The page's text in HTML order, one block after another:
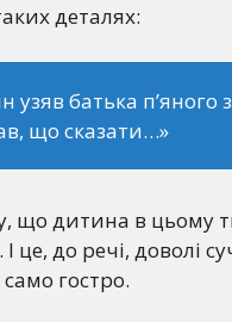
деталях:
узяв батька
що сказати…»
що дитина в цьому
це, до речі, доволі
гостро.